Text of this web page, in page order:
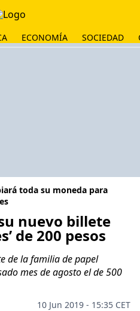
ECONOMÍA SOCIEDAD
toda su moneda para
nuevo billete
de 200 pesos
de la familia de papel
mes de agosto el de 500
10 Jun 2019 - 15:35 CET